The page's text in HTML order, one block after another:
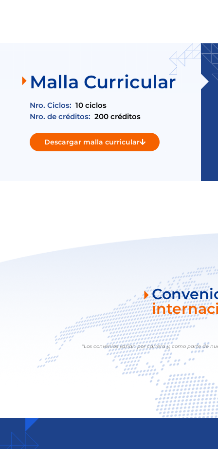
Malla Curricular
Nro. Ciclos: 10 ciclos
Nro. de créditos: 200 créditos
Descargar malla curricular
*Los convenios varían por carrera y, como parte de